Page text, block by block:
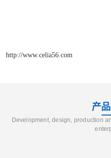
http://www.celia56.com
产
Development, design, production